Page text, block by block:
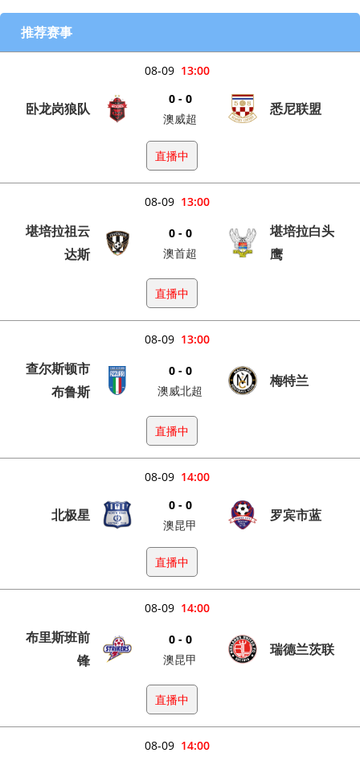
推荐赛事
13:00
08-09
卧龙岗狼队
0 - 0
澳威超
悉尼联盟
直播中
13:00
08-09
堪培拉祖云
达斯
0 - 0
澳首超
堪培拉白头
鹰
直播中
13:00
08-09
查尔斯顿市
布鲁斯
0 - 0
澳威北超
梅特兰
直播中
14:00
08-09
北极星
0 - 0
澳昆甲
罗宾市蓝
直播中
14:00
08-09
布里斯班前
锋
0 - 0
澳昆甲
瑞德兰茨联
直播中
14:00
08-09